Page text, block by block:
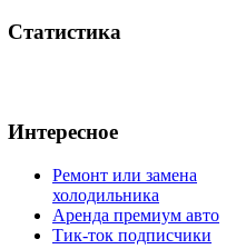
Статистика
Интересное
Ремонт или замена
холодильника
Аренда премиум авто
Тик-ток подписчики